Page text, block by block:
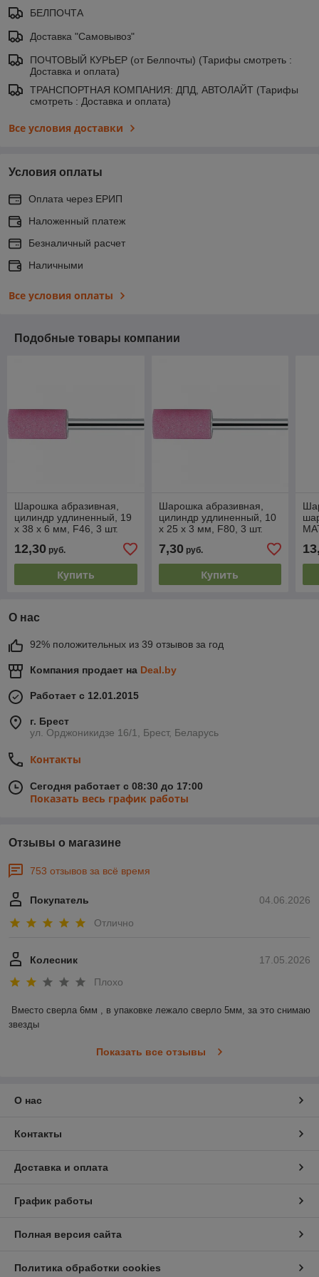
БЕЛПОЧТА
Доставка "Самовывоз"
ПОЧТОВЫЙ КУРЬЕР (от Белпочты) (Тарифы смотреть :
Доставка и оплата)
ТРАНСПОРТНАЯ КОМПАНИЯ: ДПД, АВТОЛАЙТ (Тарифы
смотреть : Доставка и оплата)
Все условия доставки
Условия оплаты
Оплата через ЕРИП
Наложенный платеж
Безналичный расчет
Наличными
Все условия оплаты
Подобные товары компании
Шарошка абразивная,
цилиндр удлиненный, 19
x 38 x 6 мм, F46, 3 шт.
12,30 руб.
Купить
Шарошка абразивная,
цилиндр удлиненный, 10
x 25 x 3 мм, F80, 3 шт.
7,30руб.
Купить
О нас
92% положительных из 39 отзывов за год
Компания продает на Deal.by
Работает с 12.01.2015
г. Брест
ул. Орджоникидзе 16/1, Брест, Беларусь
Контакты
Сегодня работает с 08:30 до 17:00
Показать весь график работы
Отзывы о магазине
753 отзывов за всё время
04.06.2026
Покупатель
Отлично
17.05.2026
Колесник
Плохо
Вместо сверла 6мм , в упаковке лежало сверло 5мм, за это снимаю
звезды
Показать все отзывы
О нас
Контакты
Доставка и оплата
График работы
Полная версия сайта
Политика обработки cookies